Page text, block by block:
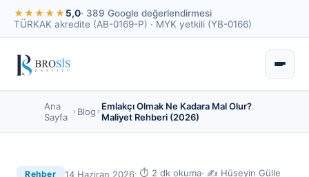
★★★★★5,0· 389 Google değerlendirmesi
TÜRKAK akredite (AB-0169-P) · MYK yetkili (YB-0166)
Ana
Sayfa
Blog
Emlakçı Olmak Ne Kadara Mal Olur?
Maliyet Rehberi (2026)
Rehber 14 Haziran 2026· ⏱ 2 dk okuma· ✍ Hüseyin Gülle